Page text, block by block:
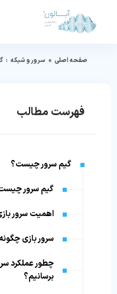
صفحه اصلی » سرور و شبکه :
فهرست مطالب
گیم سرور چیست؟
گیم سرور
اهمیت سرور
سرور بازی
چطور عملکرد
برسانیم؟